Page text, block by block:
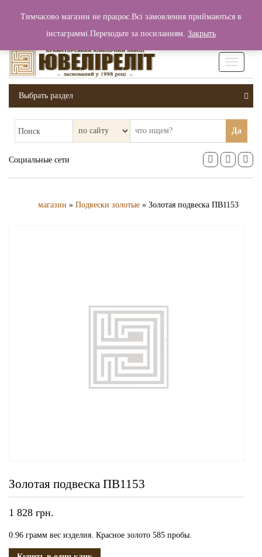
Вход / Регистрация 0 грн.
Выбрать раздел
Поиск Да
Социальные сети
магазин » Подвески золотые » Золотая подвеска ПВ1153
Золотая подвеска ПВ1153
1 828 грн.
0.96 грамм вес изделия. Красное золото 585 пробы.
Тимчасово магазин не працює.Всі замовлення приймаються в
інстаграммі.Переходьте за посиланням. Закрыть